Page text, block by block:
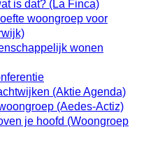
is dat? (La Finca)
woongroep voor
wonen
(Aktie Agenda)
(Aedes-Actiz)
je hoofd (Woongroep